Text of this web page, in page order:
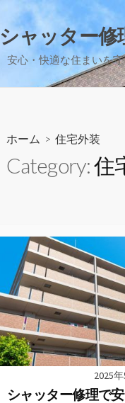
シャッター
安心・快適な住まいを
ホーム > 住宅外装
Category:住
2025
シャッター修理で